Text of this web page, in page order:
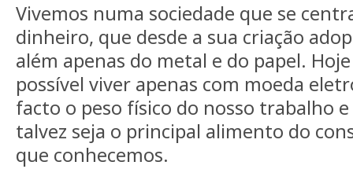
Vivemos numa sociedade que se
dinheiro, que desde a sua criação
além apenas do metal e do papel.
possível viver apenas com moeda
facto o peso físico do nosso trabalho
talvez seja o principal alimento do
que conhecemos.